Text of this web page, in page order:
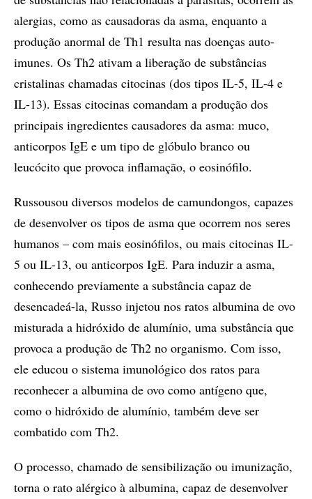
alergias, como as causadoras da asma, enquanto a
produção anormal de Th1 resulta nas doenças auto-
imunes. Os Th2 ativam a liberação de substâncias
cristalinas chamadas citocinas (dos tipos IL-5, IL-4 e
IL-13). Essas citocinas comandam a produção dos
principais ingredientes causadores da asma: muco,
anticorpos IgE e um tipo de glóbulo branco ou
leucócito que provoca inflamação, o eosinófilo.
Russousou diversos modelos de camundongos, capazes
de desenvolver os tipos de asma que ocorrem nos seres
humanos – com mais eosinófilos, ou mais citocinas IL-
5 ou IL-13, ou anticorpos IgE. Para induzir a asma,
conhecendo previamente a substância capaz de
desencadeá-la, Russo injetou nos ratos albumina de ovo
misturada a hidróxido de alumínio, uma substância que
provoca a produção de Th2 no organismo. Com isso,
ele educou o sistema imunológico dos ratos para
reconhecer a albumina de ovo como antígeno que,
como o hidróxido de alumínio, também deve ser
combatido com Th2.
O processo, chamado de sensibilização ou imunização,
torna o rato alérgico à albumina, capaz de desenvolver